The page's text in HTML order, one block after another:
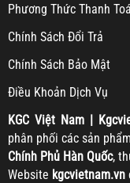
Phương Thức Thanh
Chính Sách Đổi Trả
Chính Sách Bảo Mật
Điều Khoản Dịch Vụ
KGCViệt Nam |
phân phối các sản
Chính Phủ Hàn Quốc,
Website kgcvietnam.vn